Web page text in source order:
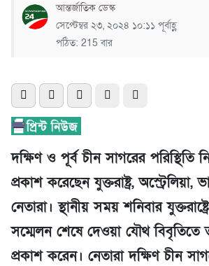
আন্তর্জাতিক ডেস্ক
সেপ্টেম্বর ২৩, ২০২৪ ১০:১১ পূর্বাহ্ণ
পঠিত: 215 বার
দক্ষিণ ও পূর্ব চীন সাগরের পরিস্থিতি
প্রকাশ করেছেন যুক্তরাষ্ট্র,
নেতারা। স্থানীয় সময় শনিবার
সম্মেলন শেষে দেওয়া যৌথ বিবৃতিতে
প্রকাশ করেন। নেতারা দক্ষিণ চীন